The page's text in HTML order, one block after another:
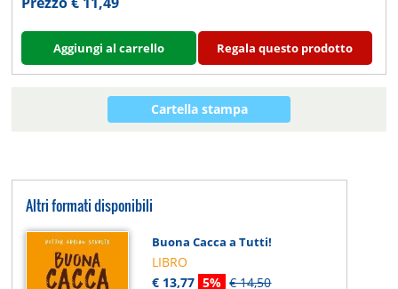
Aggiungi al carrello Regala questo prodotto
Cartella stampa
Altri formati disponibili
Buona Cacca a Tutti!
LIBRO
€ 13,77 5% € 14,50